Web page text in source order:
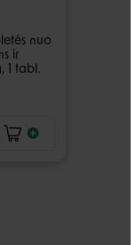
nuo
ir
1 tabl.